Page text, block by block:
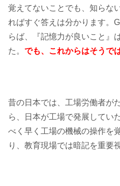
覚えてないことでも、知らな
ればすぐ答えは分かります。
らば、『記憶力が良いこと』
た。 でも、これからはそうで
昔の日本では、工場労働者が
ら、日本が工場で発展してい
べく早く工場の機械の操作を
り、教育現場では暗記を重要